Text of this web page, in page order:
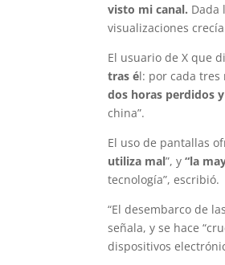
visto mi canal. Dada
visualizaciones
El usuario de X que
tras él: por cada
dos horas perdidos
china”.
El uso de pantallas
utiliza mal”, y“la
tecnología”, escribió.
“El desembarco de
señala, y se hace
dispositivos